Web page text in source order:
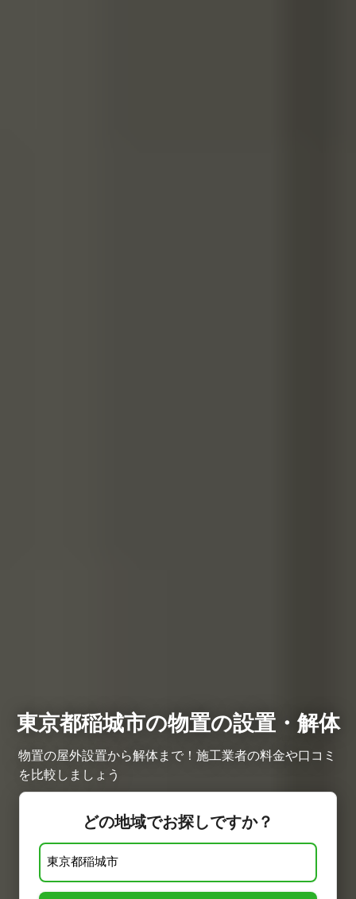
東京都稲城市の物置の設置・解体
物置の屋外設置から解体まで！施工業者の料金や口コミ
を比較しましょう
どの地域でお探しですか？